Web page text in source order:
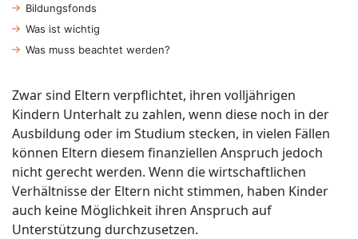
Bildungsfonds
Was ist wichtig
Was muss beachtet werden?
Zwar sind Eltern verpflichtet, ihren volljährigen
Kindern Unterhalt zu zahlen, wenn diese noch in der
Ausbildung oder im Studium stecken, in vielen Fällen
können Eltern diesem finanziellen Anspruch jedoch
nicht gerecht werden. Wenn die wirtschaftlichen
Verhältnisse der Eltern nicht stimmen, haben Kinder
auch keine Möglichkeit ihren Anspruch auf
Unterstützung durchzusetzen.